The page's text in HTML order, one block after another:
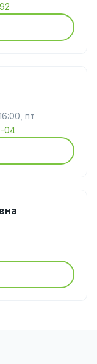
пт
04